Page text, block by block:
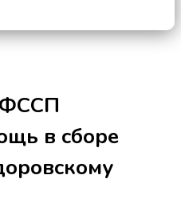
ФССП
в сборе